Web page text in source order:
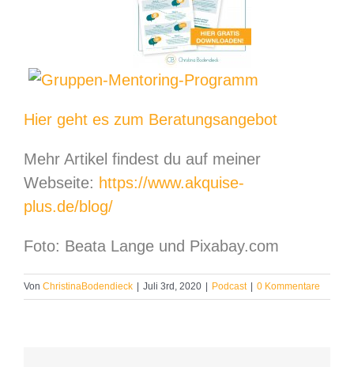
Hier geht es zum Beratungsangebot
Mehr Artikel findest du auf meiner
Webseite: https://www.akquise-
plus.de/blog/
Foto: Beata Lange und Pixabay.com
Von ChristinaBodendieck | Juli 3rd, 2020 | Podcast | 0 Kommentare